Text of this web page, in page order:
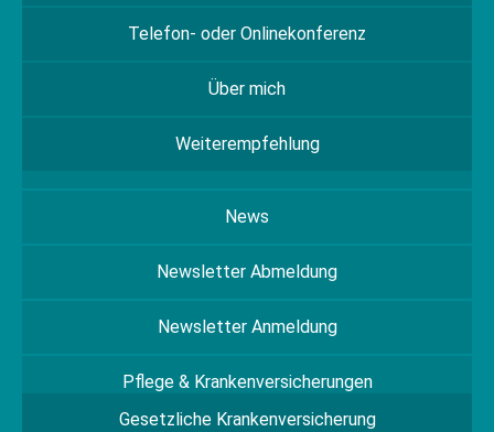
Telefon- oder Onlinekonferenz
Über mich
Weiterempfehlung
News
Newsletter Abmeldung
Newsletter Anmeldung
Pflege & Krankenversicherungen
Gesetzliche Krankenversicherung